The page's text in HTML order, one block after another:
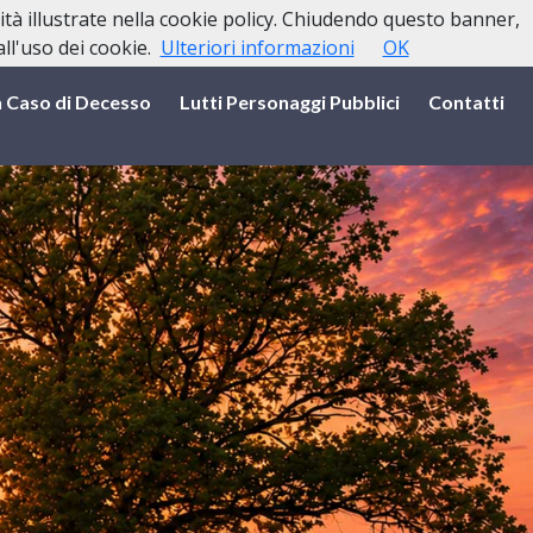
Caso di Decesso Lutti Personaggi Pubblici Contatti
illustrate nella cookie policy. Chiudendo questo banner,
dei cookie. Ulteriori informazioni OK